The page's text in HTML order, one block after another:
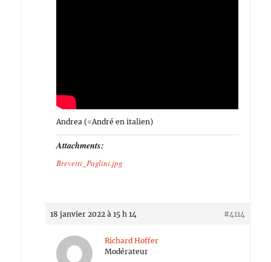
Andrea (=André en italien)
Attachments:
Brevetti_Paglini.jpg
18 janvier 2022 à 15 h 14 #4114
Richard Hoffer
Modérateur